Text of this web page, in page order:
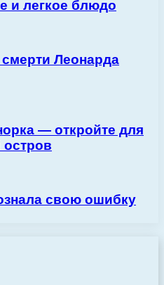
и легкое блюдо
Леонарда
— откройте для
свою ошибку